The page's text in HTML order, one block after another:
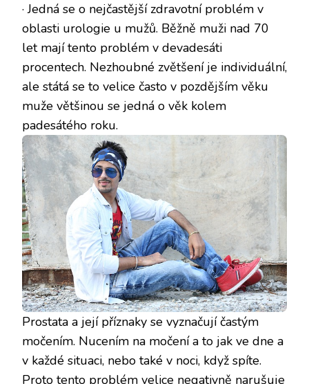
· Jedná se o nejčastější zdravotní problém v
oblasti urologie u mužů. Běžně muži nad 70
let mají tento problém v devadesáti
procentech. Nezhoubné zvětšení je individuální,
ale státá se to velice často v pozdějším věku
muže většinou se jedná o věk kolem
padesátého roku.
Prostata a její příznaky se vyznačují častým
močením. Nucením na močení a to jak ve dne a
v každé situaci, nebo také v noci, když spíte.
Proto tento problém velice negativně narušuje